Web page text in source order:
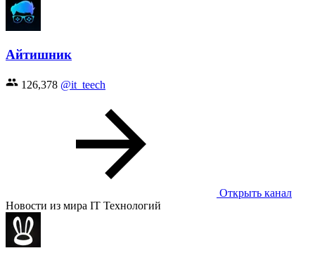
Айтишник
126,378 @it_teech
Открыть канал
Новости из мира IT Технологий